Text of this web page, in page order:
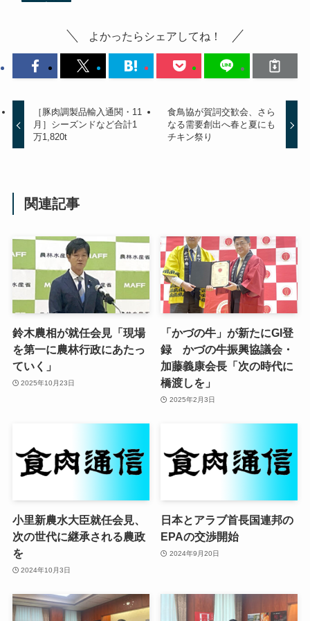
よかったらシェアしてね！
［豚肉調製品輸入通関・11
月］シーズンドなど合計1
万1,820t
食鳥協が賀詞交歓会、さら
なる需要創出へ春と夏にも
チキン祭り
関連記事
鈴木農相が就任会見「現場
を第一に農林行政にあたっ
ていく」
2025年10月23日
「かづの牛」が新たにGI登
録 かづの牛振興協議会・
加藤義康会長「次の時代に
橋渡しを」
2025年2月3日
小里新農水大臣就任会見、
次の世代に継承される農政
を
2024年10月3日
日本とアラブ首長国連邦の
EPAの交渉開始
2024年9月20日